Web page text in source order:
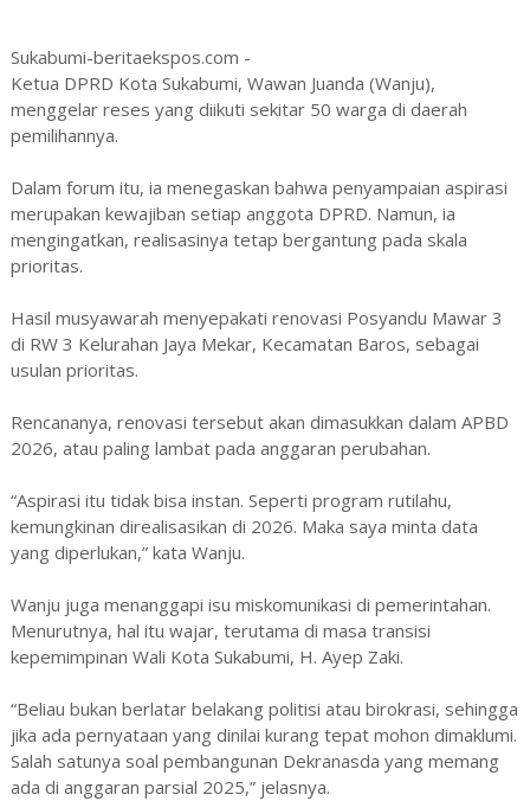
‎Sukabumi-beritaekspos.com -
Ketua DPRD Kota Sukabumi, Wawan Juanda (Wanju),
menggelar reses yang diikuti sekitar 50 warga di daerah
pemilihannya.
‎Dalam forum itu, ia menegaskan bahwa penyampaian aspirasi
merupakan kewajiban setiap anggota DPRD. Namun, ia
mengingatkan, realisasinya tetap bergantung pada skala
prioritas.
‎Hasil musyawarah menyepakati renovasi Posyandu Mawar 3
di RW 3 Kelurahan Jaya Mekar, Kecamatan Baros, sebagai
usulan prioritas.
‎Rencananya, renovasi tersebut akan dimasukkan dalam APBD
2026, atau paling lambat pada anggaran perubahan.
‎“Aspirasi itu tidak bisa instan. Seperti program rutilahu,
kemungkinan direalisasikan di 2026. Maka saya minta data
yang diperlukan,” kata Wanju.
‎Wanju juga menanggapi isu miskomunikasi di pemerintahan.
Menurutnya, hal itu wajar, terutama di masa transisi
kepemimpinan Wali Kota Sukabumi, H. Ayep Zaki.
‎“Beliau bukan berlatar belakang politisi atau birokrasi, sehingga
jika ada pernyataan yang dinilai kurang tepat mohon dimaklumi.
Salah satunya soal pembangunan Dekranasda yang memang
ada di anggaran parsial 2025,” jelasnya.